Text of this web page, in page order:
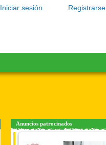
Registrarse
Iniciar sesión
Anuncios patrocinados